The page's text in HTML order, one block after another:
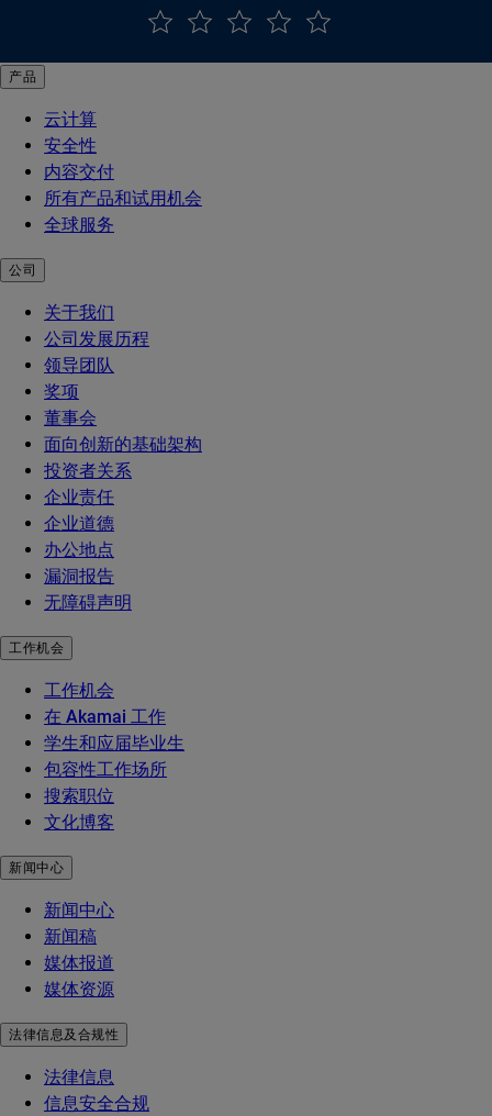
产品
云计算
安全性
内容交付
所有产品和试用机会
全球服务
公司
关于我们
公司发展历程
领导团队
奖项
董事会
面向创新的基础架构
投资者关系
企业责任
企业道德
办公地点
漏洞报告
无障碍声明
工作机会
工作机会
在 Akamai 工作
学生和应届毕业生
包容性工作场所
搜索职位
文化博客
新闻中心
新闻中心
新闻稿
媒体报道
媒体资源
法律信息及合规性
法律信息
信息安全合规